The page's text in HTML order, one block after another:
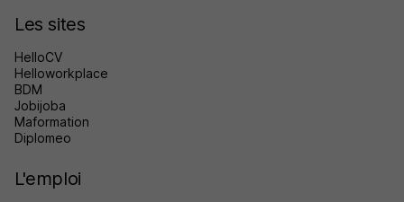
Les sites
HelloCV
Helloworkplace
BDM
Jobijoba
Maformation
Diplomeo
L'emploi